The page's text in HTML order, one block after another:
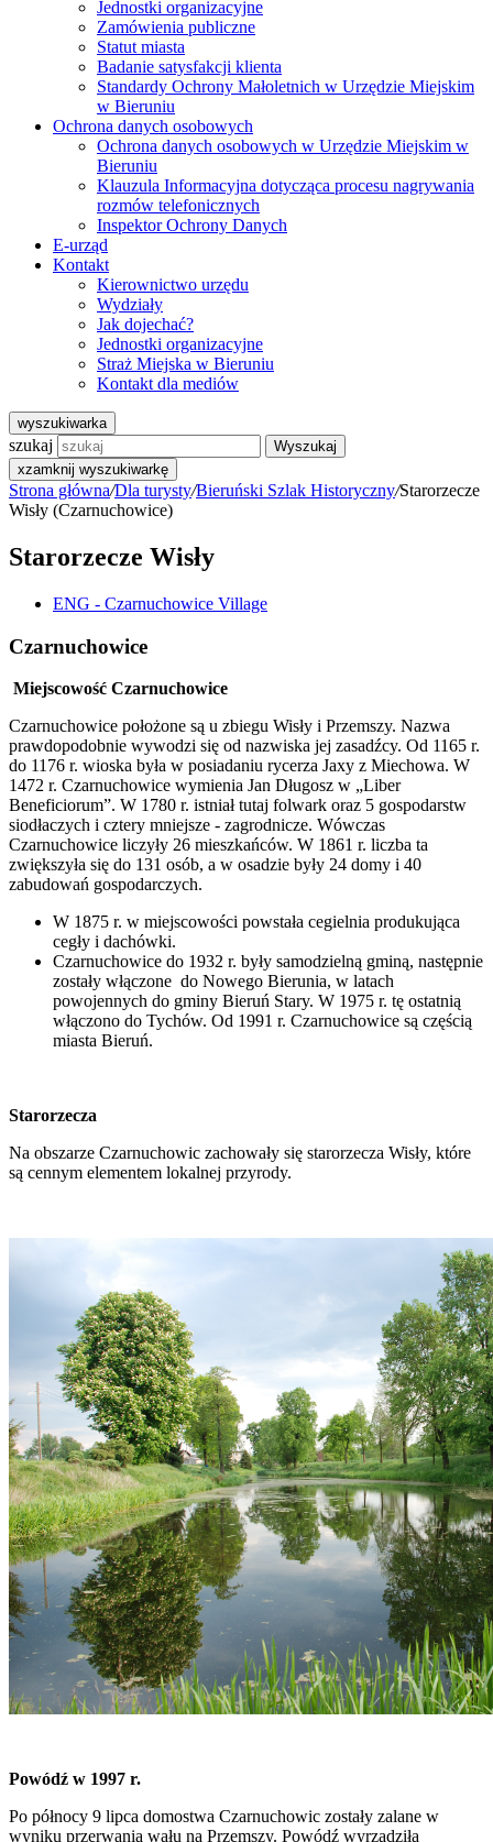
Jednostki organizacyjne
Zamówienia publiczne
Statut miasta
Badanie satysfakcji klienta
Standardy Ochrony Małoletnich w Urzędzie Miejskim
w Bieruniu
Ochrona danych osobowych
Ochrona danych osobowych w Urzędzie Miejskim w
Bieruniu
Klauzula Informacyjna dotycząca procesu nagrywania
rozmów telefonicznych
Inspektor Ochrony Danych
E-urząd
Kontakt
Kierownictwo urzędu
Wydziały
Jak dojechać?
Jednostki organizacyjne
Straż Miejska w Bieruniu
Kontakt dla mediów
wyszukiwarka
szukaj
Wyszukaj
xzamknij wyszukiwarkę
Strona główna/Dla turysty/Bieruński Szlak Historyczny/Starorzecze
Wisły (Czarnuchowice)
Starorzecze Wisły
ENG - Czarnuchowice Village
Czarnuchowice
Miejscowość Czarnuchowice
Czarnuchowice położone są u zbiegu Wisły i Przemszy. Nazwa
prawdopodobnie wywodzi się od nazwiska jej zasadźcy. Od 1165 r.
do 1176 r. wioska była w posiadaniu rycerza Jaxy z Miechowa. W
1472 r. Czarnuchowice wymienia Jan Długosz w „Liber
Beneficiorum”. W 1780 r. istniał tutaj folwark oraz 5 gospodarstw
siodłaczych i cztery mniejsze - zagrodnicze. Wówczas
Czarnuchowice liczyły 26 mieszkańców. W 1861 r. liczba ta
zwiększyła się do 131 osób, a w osadzie były 24 domy i 40
zabudowań gospodarczych.
W 1875 r. w miejscowości powstała cegielnia produkująca
cegły i dachówki.
Czarnuchowice do 1932 r. były samodzielną gminą, następnie
zostały włączone do Nowego Bierunia, w latach
powojennych do gminy Bieruń Stary. W 1975 r. tę ostatnią
włączono do Tychów. Od 1991 r. Czarnuchowice są częścią
miasta Bieruń.
Starorzecza
Na obszarze Czarnuchowic zachowały się starorzecza Wisły, które
są cennym elementem lokalnej przyrody.
Powódź w 1997 r.
Po północy 9 lipca domostwa Czarnuchowic zostały zalane w
wyniku przerwania wału na Przemszy. Powódź wyrządziła